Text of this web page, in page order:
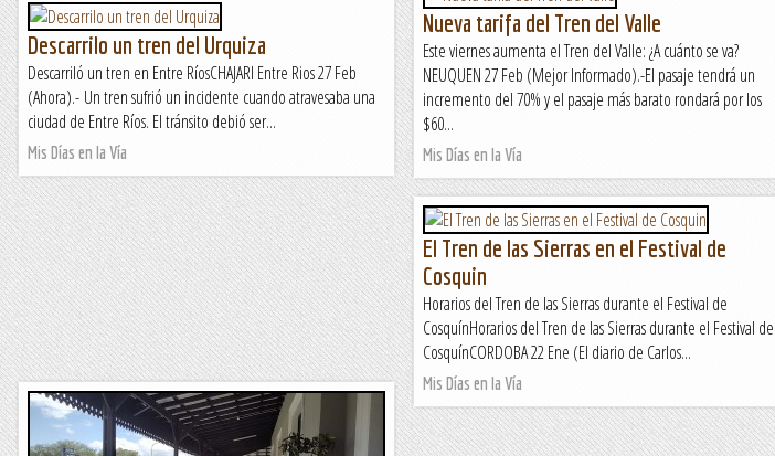
Nueva tarifa del Tren del Valle
Este viernes aumenta el Tren del Valle: ¿A cuánto se va?
NEUQUEN 27 Feb (Mejor Informado).-El pasaje tendrá un
incremento del 70% y el pasaje más barato rondará por los
$60...
Mis Días en la Vía
Descarrilo un tren del Urquiza
Descarriló un tren en Entre RíosCHAJARI Entre Rios 27 Feb
(Ahora).- Un tren sufrió un incidente cuando atravesaba una
ciudad de Entre Ríos. El tránsito debió ser...
Mis Días en la Vía
El Tren de las Sierras en el Festival de
Cosquin
Horarios del Tren de las Sierras durante el Festival de
CosquínHorarios del Tren de las Sierras durante el Festival de
CosquínCORDOBA 22 Ene (El diario de Carlos...
Mis Días en la Vía